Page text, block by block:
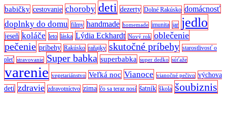
babičky cestovanie choroby deti dezerty Dolné Rakúsko domácnosť
doplnky do domu filmy handmade homemade imunita jar jedlo
jeseň koláče leto láska Lýdia Eckhardt Nový rok oblečenie
pečenie príbehy Rakúsko raňajky skutočné príbehy starostlivosť o
pleť stravovanie Super babka superbabka super dedko súťaže
varenie vegetariánstvo Veľká noc Vianoce vianočné pečivo
výchova
detí zdravie zdravotníctvo zima čo sa teraz nosí šatník škola šoubiznis